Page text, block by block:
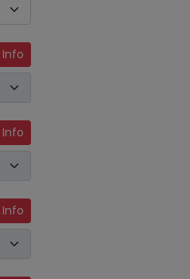
Info
Info
Info